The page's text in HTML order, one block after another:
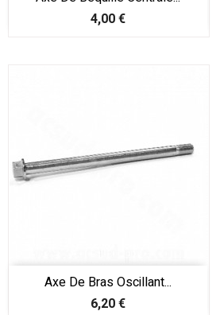
Prix
4,00 €
Axe De Bras Oscillant...
Prix
6,20 €